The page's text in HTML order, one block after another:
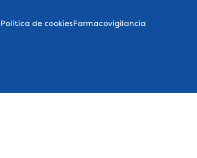
Política de cookiesFarmacovigilancia